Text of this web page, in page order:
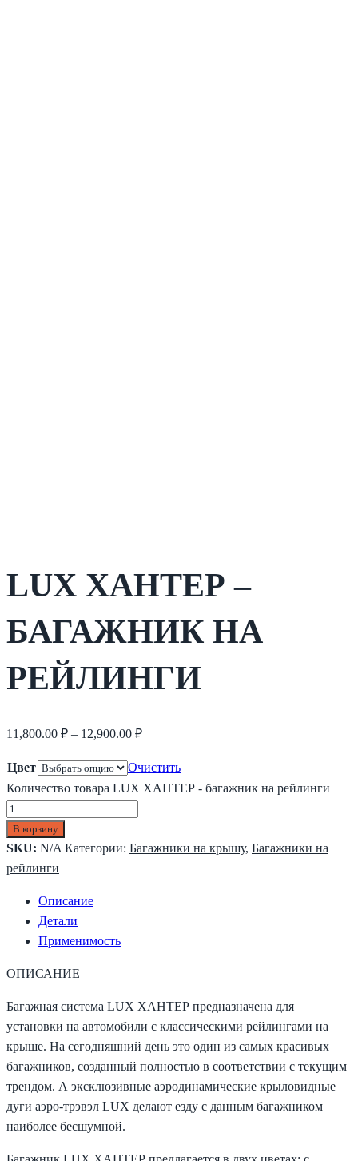
LUX ХАНТЕР –
БАГАЖНИК НА
РЕЙЛИНГИ
11,800.00 ₽ – 12,900.00 ₽
Цвет
Очистить
Количество товара LUX ХАНТЕР - багажник на рейлинги
В корзину
SKU: N/A Категории: Багажники на крышу, Багажники на
рейлинги
Описание
Детали
Применимость
ОПИСАНИЕ
Багажная система LUX ХАНТЕР предназначена для
установки на автомобили с классическими рейлингами на
крыше. На сегодняшний день это один из самых красивых
багажников, созданный полностью в соответствии с текущим
трендом. А эксклюзивные аэродинамические крыловидные
дуги аэро-трэвэл LUX делают езду с данным багажником
наиболее бесшумной.